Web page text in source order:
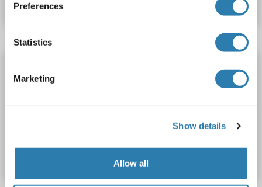
Preferences
Statistics
Marketing
Show details
Allow all
KIF15 Reaktivität: Human, Maus